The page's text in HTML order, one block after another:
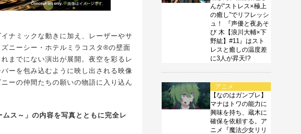
ナミックな動きに加え、レーザーやサ
ニーシー・ホテルミラコスタ®の壁面
までにない演出が展開。夜空を彩るレ
ーを包み込むように映し出される映像
ーの仲間たちの願いの物語に入り込ん
ス～」の内容を写真とともに完全レ
んが“ストレス×極上
の癒し”でリフレッシ
ュ！ 『声優と夜あそ
び 木【浪川大輔×下
野紘】#11』はスト
レスと癒しの温度差
に3人が昇天!?
アニメ
【なのはガンブレ】
マナはトワの能力に
興味を持ち、蔵木に
確保を依頼する。ア
ニメ『魔法少女リリ